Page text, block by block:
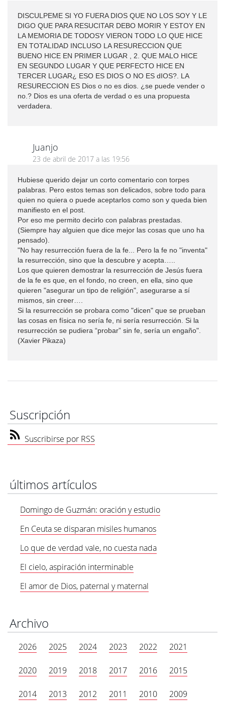
DISCULPEME SI YO FUERA DIOS QUE NO LOS SOY Y LE
DIGO QUE PARA RESUCITAR DEBO MORIR Y ESTOY EN
LA MEMORIA DE TODOSY VIERON TODO LO QUE HICE
EN TOTALIDAD INCLUSO LA RESURECCION QUE
BUENO HICE EN PRIMER LUGAR , 2. QUE MALO HICE
EN SEGUNDO LUGAR Y QUE PERFECTO HICE EN
TERCER LUGAR¿ ESO ES DIOS O NO ES dIOS?. LA
RESURECCION ES Dios o no es dios. ¿se puede vender o
no.? Dios es una oferta de verdad o es una propuesta
verdadera.
Juanjo
23 de abril de 2017 a las 19:56
Hubiese querido dejar un corto comentario con torpes
palabras. Pero estos temas son delicados, sobre todo para
quien no quiera o puede aceptarlos como son y queda bien
manifiesto en el post.
Por eso me permito decirlo con palabras prestadas.
(Siempre hay alguien que dice mejor las cosas que uno ha
pensado).
"No hay resurrección fuera de la fe... Pero la fe no "inventa"
la resurrección, sino que la descubre y acepta…..
Los que quieren demostrar la resurrección de Jesús fuera
de la fe es que, en el fondo, no creen, en ella, sino que
quieren "asegurar un tipo de religión", asegurarse a sí
mismos, sin creer….
Si la resurrección se probara como "dicen" que se prueban
las cosas en física no sería fe, ni sería resurrección. Si la
resurrección se pudiera “probar” sin fe, sería un engaño".
(Xavier Pikaza)
Suscripción
Suscribirse por RSS
últimos artículos
Domingo de Guzmán: oración y estudio
En Ceuta se disparan misiles humanos
Lo que de verdad vale, no cuesta nada
El cielo, aspiración interminable
El amor de Dios, paternal y maternal
Archivo
2026 2025 2024 2023 2022 2021
2020 2019 2018 2017 2016 2015
2014 2013 2012 2011 2010 2009